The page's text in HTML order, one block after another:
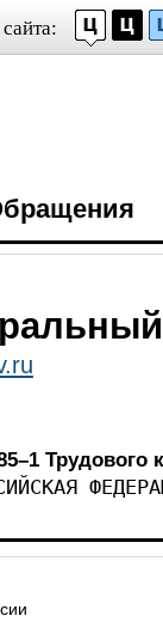
Трудового